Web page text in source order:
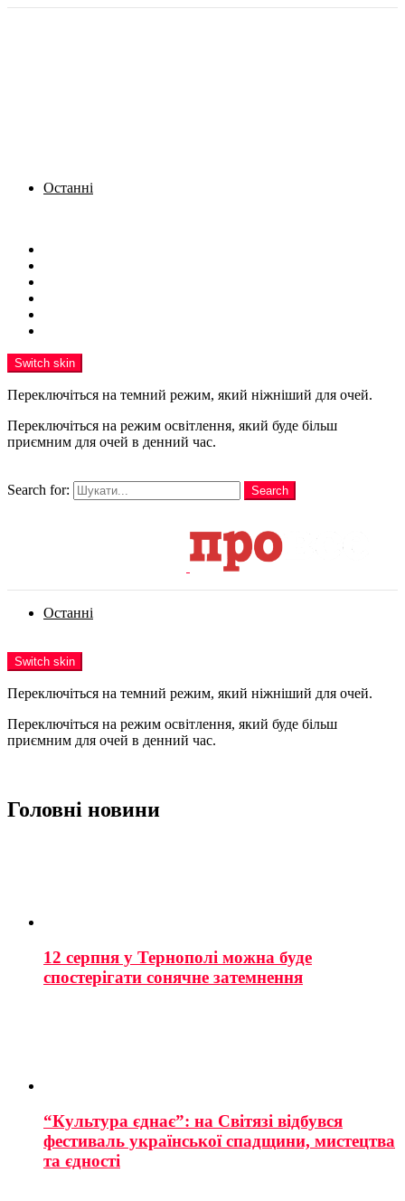
Останні
Switch skin
Переключіться на темний режим, який ніжніший для очей.
Переключіться на режим освітлення, який буде більш
приємним для очей в денний час.
Search for:
Search
Останні
Switch skin
Переключіться на темний режим, який ніжніший для очей.
Переключіться на режим освітлення, який буде більш
приємним для очей в денний час.
Головні новини
12 серпня у Тернополі можна буде
спостерігати сонячне затемнення
“Культура єднає”: на Світязі відбувся
фестиваль української спадщини, мистецтва
та єдності